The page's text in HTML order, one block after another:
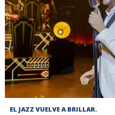
EL JAZZ VUELVE A BRILLAR.